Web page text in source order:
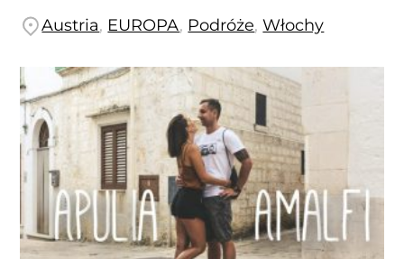
Austria, EUROPA, Podróże,Włochy